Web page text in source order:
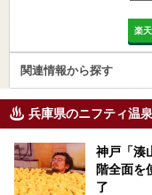
楽
関連情報から探す
兵庫県のニフティ温
神戸「湊
階全面を
了